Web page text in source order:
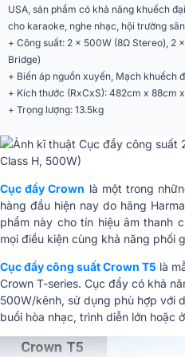
Tần số đáp tuyến
Tỉ lệ S/N >
Ứng dụng mở rộng
Sự
Điều khiển từ xa
Cổng kết nối
Đầu ra loa
Phân khúc
THD+N 200
Độ nhạy
Kích thước
mm
Trọng lượng
USA, sản phẩm có khả năng khuếch
cho karaoke, nghe nhạc, hội trường
+ Công suất: 2 x 500W (8Ω Stereo), 2
Bridge)
+ Biến áp nguồn xuyến, Mạch khuếch
+ Kích thước (RxCxS): 482cm x 88cm
+ Trọng lượng: 13.5kg
Cục đẩy Crown là một trong
hàng đầu hiện nay do hãng
phẩm này cho tín hiệu âm thanh
mọi điều kiện cùng khả năng phối
Cục đẩy công suất Crown T5 là
Crown T-series. Cục đẩy có khả
500W/kênh, sử dụng phù hợp với
buổi hòa nhạc, trình diễn lớn hoặc